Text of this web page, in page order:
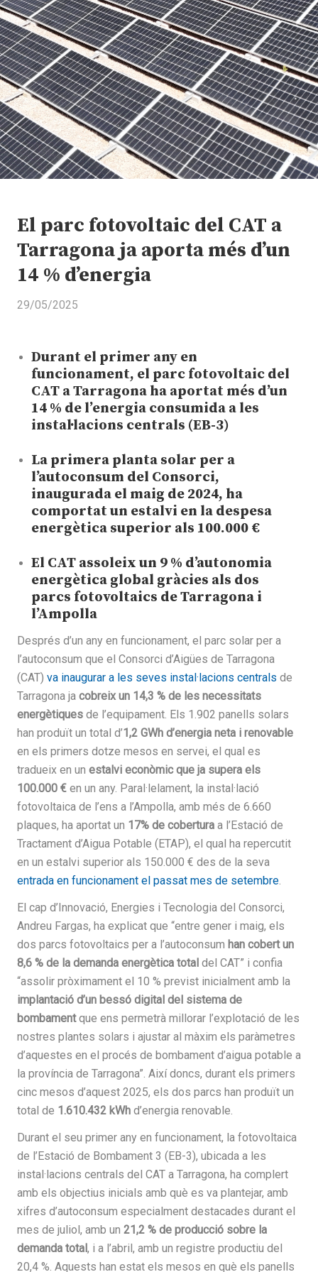
El parc fotovoltaic del CAT a
Tarragona ja aporta més d’un
14 % d’energia
29/05/2025
Durant el primer any en
funcionament, el parc fotovoltaic del
CAT a Tarragona ha aportat més d’un
14 % de l’energia consumida a les
instal·lacions centrals (EB-3)
La primera planta solar per a
l’autoconsum del Consorci,
inaugurada el maig de 2024, ha
comportat un estalvi en la despesa
energètica superior als 100.000 €
El CAT assoleix un 9 % d’autonomia
energètica global gràcies als dos
parcs fotovoltaics de Tarragona i
l’Ampolla
Després d’un any en funcionament, el parc solar per a
l’autoconsum que el Consorci d’Aigües de Tarragona
(CAT) va inaugurar a les seves instal·lacions centrals de
Tarragona ja cobreix un 14,3 % de les necessitats
energètiques de l’equipament. Els 1.902 panells solars
han produït un total d’1,2 GWh d’energia neta i renovable
en els primers dotze mesos en servei, el qual es
tradueix en un estalvi econòmic que ja supera els
100.000 € en un any. Paral·lelament, la instal·lació
fotovoltaica de l’ens a l’Ampolla, amb més de 6.660
plaques, ha aportat un 17% de cobertura a l’Estació de
Tractament d’Aigua Potable (ETAP), el qual ha repercutit
en un estalvi superior als 150.000 € des de la seva
entrada en funcionament el passat mes de setembre.
El cap d’Innovació, Energies i Tecnologia del Consorci,
Andreu Fargas, ha explicat que “entre gener i maig, els
dos parcs fotovoltaics per a l’autoconsum han cobert un
8,6 % de la demanda energètica total del CAT” i confia
“assolir pròximament el 10 % previst inicialment amb la
implantació d’un bessó digital del sistema de
bombamentque ens permetrà millorar l’explotació de les
nostres plantes solars i ajustar al màxim els paràmetres
d’aquestes en el procés de bombament d’aigua potable a
la província de Tarragona”. Així doncs, durant els primers
cinc mesos d’aquest 2025, els dos parcs han produït un
total de 1.610.432 kWh d’energia renovable.
Durant el seu primer any en funcionament, la fotovoltaica
de l’Estació de Bombament 3 (EB-3), ubicada a les
instal·lacions centrals del CAT a Tarragona, ha complert
amb els objectius inicials amb què es va plantejar, amb
xifres d’autoconsum especialment destacades durant el
mes de juliol, amb un 21,2 % de producció sobre la
demanda total, i a l’abril, amb un registre productiu del
20,4 %. Aquests han estat els mesos en què els panells